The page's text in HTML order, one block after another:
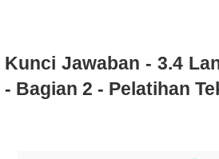
Kunci Jawaban - 3.4
- Bagian 2 - Pelatihan